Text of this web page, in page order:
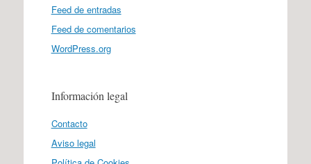
Feed de entradas
Feed de comentarios
WordPress.org
Información legal
Contacto
Aviso legal